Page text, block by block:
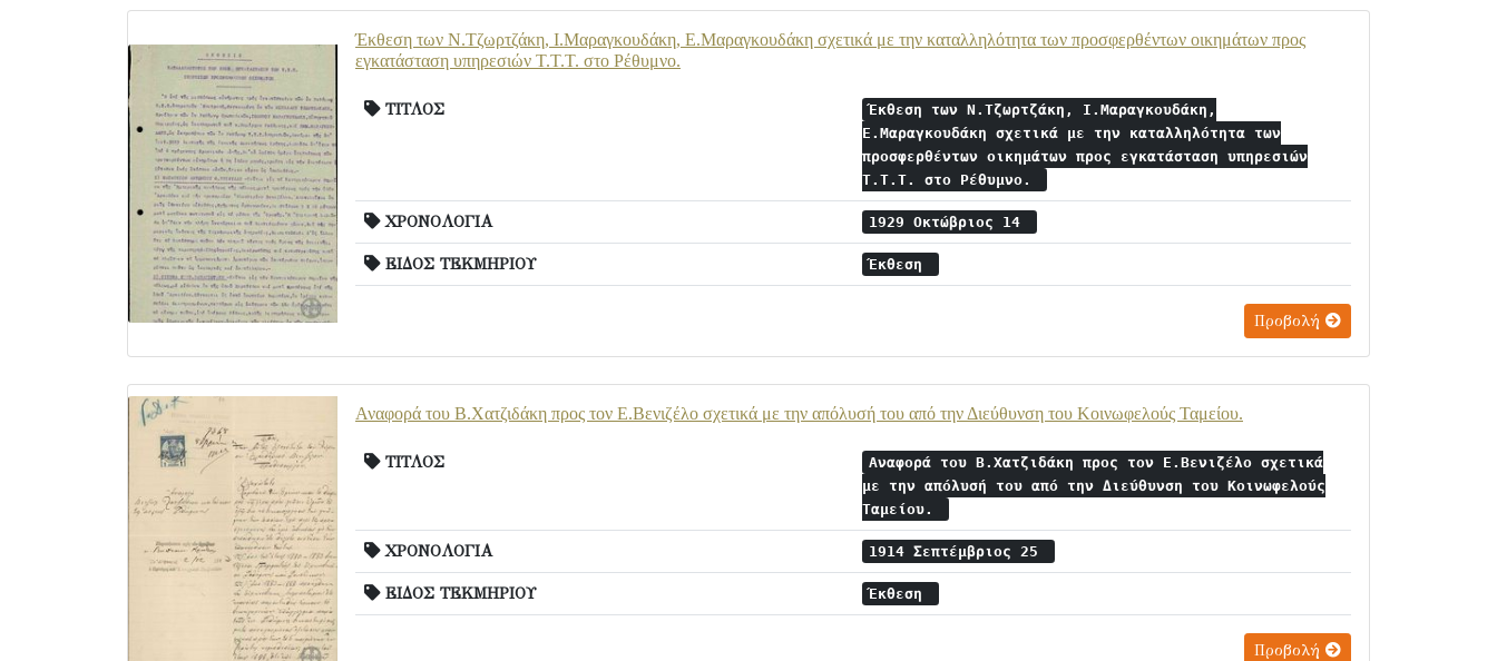
Έκθεση των Ν.Τζωρτζάκη, Ι.Μαραγκουδάκη, Ε.Μαραγκουδάκη σχετικά με την καταλληλότητα των προσφερθέντων οικημάτων προς
εγκατάσταση υπηρεσιών Τ.Τ.Τ. στο Ρέθυμνο.
ΤΙΤΛΟΣ
Έκθεση των Ν.Τζωρτζάκη, Ι.Μαραγκουδάκη,
Ε.Μαραγκουδάκη σχετικά με την καταλληλότητα των
προσφερθέντων οικημάτων προς εγκατάσταση υπηρεσιών
Τ.Τ.Τ. στο Ρέθυμνο.
ΧΡΟΝΟΛΟΓΙΑ 1929 Οκτώβριος 14
ΕΙΔΟΣ ΤΕΚΜΗΡΙΟΥ Έκθεση
Προβολή
Αναφορά του Β.Χατζιδάκη προς τον Ε.Βενιζέλο σχετικά με την απόλυσή του από την Διεύθυνση του Κοινωφελούς Ταμείου.
ΤΙΤΛΟΣ
Αναφορά του Β.Χατζιδάκη προς τον Ε.Βενιζέλο σχετικά
με την απόλυσή του από την Διεύθυνση του Κοινωφελούς
Ταμείου.
ΧΡΟΝΟΛΟΓΙΑ 1914 Σεπτέμβριος 25
ΕΙΔΟΣ ΤΕΚΜΗΡΙΟΥ Έκθεση
Προβολή